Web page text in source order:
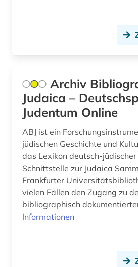
freizeit (1)
förderverein (1)
galloromanistik (3)
gebäude (3)
geistesleben (1)
geisteswissenschaften (3)
gender (1)
Moldawien (1)
Nordrhein-Westfalen (1)
Oesterreich (9)
Ostasien (1)
Osteuropa (8)
Archiv
Judaica –
Judentum Online
ABJ ist ein
jüdischen Geschichte und
das Lexikon deutsch-jüdischer
Schnittstelle zur Judaica
Frankfurter
vielen Fällen den Zugang zu
bibliographisch
Informationen